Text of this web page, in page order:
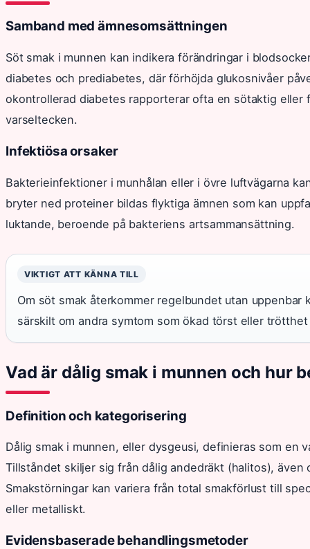
Samband med ämnesomsättningen
Söt smak i munnen kan indikera förändringar i
diabetes och prediabetes, där förhöjda glukosnivåer
okontrollerad diabetes rapporterar ofta en sötaktig eller
varseltecken.
Infektiösa orsaker
Bakterieinfektioner i munhålan eller i övre luftvägarna
bryter ned proteiner bildas flyktiga ämnen som kan
luktande, beroende på bakteriens artsammansättning.
VIKTIGT ATT KÄNNA TILL
Om söt smak återkommer regelbundet utan
särskilt om andra symtom som ökad törst eller
Vad är dålig smak i munnen och hur
Definition och kategorisering
Dålig smak i munnen, eller dysgeusi, definieras som en
Tillståndet skiljer sig från dålig andedräkt (halitos), även
Smakstörningar kan variera från total smakförlust till
eller metalliskt.
Evidensbaserade behandlingsmetoder